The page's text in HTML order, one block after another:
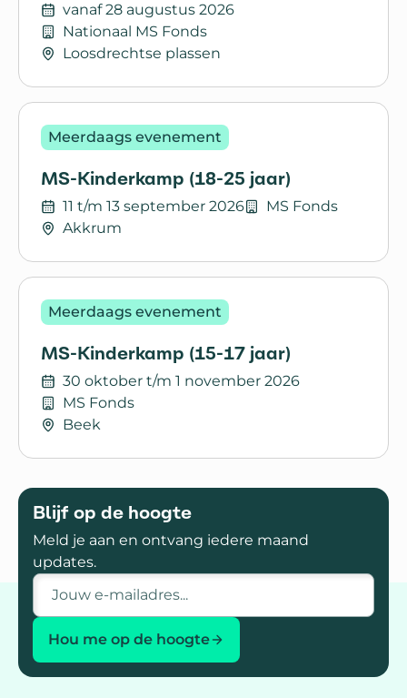
vanaf 28 augustus 2026
Nationaal MS Fonds
Loosdrechtse plassen
Lees meer over MS-Watersportweekend
Meerdaags evenement
MS-Kinderkamp (18-25 jaar)
11 t/m 13 september 2026
MS Fonds
Akkrum
Lees meer over MS-Kinderkamp (18-25 jaar)
Meerdaags evenement
MS-Kinderkamp (15-17 jaar)
30 oktober t/m 1 november 2026
MS Fonds
Beek
Blijf op de hoogte
Meld je aan en ontvang iedere maand
updates.
E-mailadres
Hou me op de hoogte